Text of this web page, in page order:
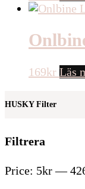
169kr Läs
HUSKY Filter
Filtrera
Price: 5kr—